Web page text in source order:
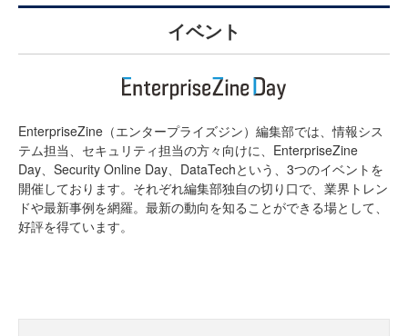
イベント
EnterpriseZine（エンタープライズジン）編集部では、情報シス
テム担当、セキュリティ担当の方々向けに、EnterpriseZine
Day、Security Online Day、DataTechという、3つのイベントを
開催しております。それぞれ編集部独自の切り口で、業界トレン
ドや最新事例を網羅。最新の動向を知ることができる場として、
好評を得ています。